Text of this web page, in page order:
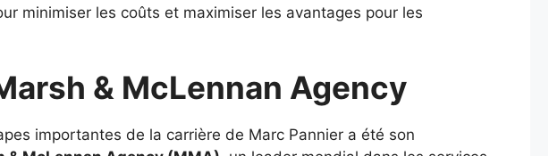
minimiser les coûts et maximiser les avantages pour les
& McLennan Agency
importantes de la carrière de Marc Pannier a été son